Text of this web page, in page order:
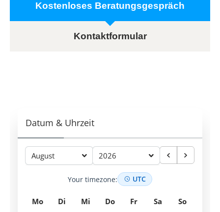
Kostenloses Beratungsgespräch
Kontaktformular
Datum & Uhrzeit
August 2026
UTC
Mo Di Mi Do Fr Sa So